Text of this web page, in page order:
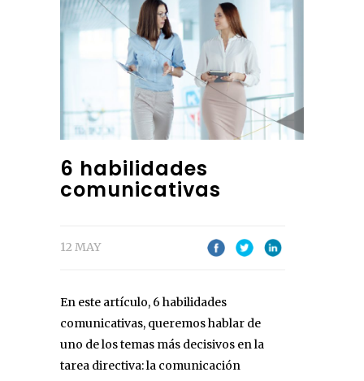
6 habilidades
comunicativas
12 MAY
En este artículo, 6 habilidades
comunicativas, queremos hablar de
uno de los temas más decisivos en la
tarea directiva: la comunicación